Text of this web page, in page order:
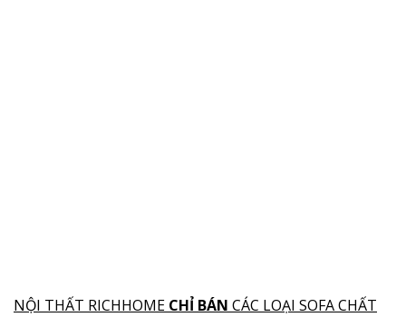
NỘI THẤT RICHHOME CHỈ BÁN CÁC LOẠI SOFA CHẤT